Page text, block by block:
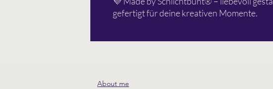
gefertigt für deine kreativen Momente.
About me